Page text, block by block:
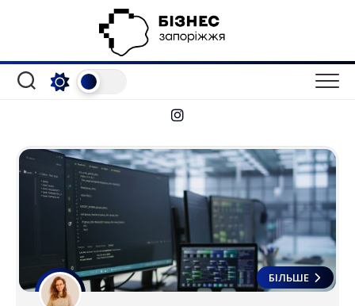
БІЛЬШЕ